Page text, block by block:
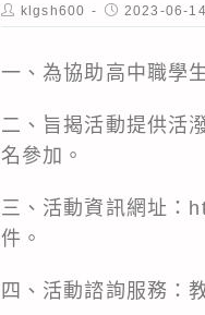
Post
author:
klgsh600
Post
published:
2023-06-14
一、為協助高中職學
二、旨揭活動提供活
名參加。
三、活動資訊網址：
件。
四、活動諮詢服務：